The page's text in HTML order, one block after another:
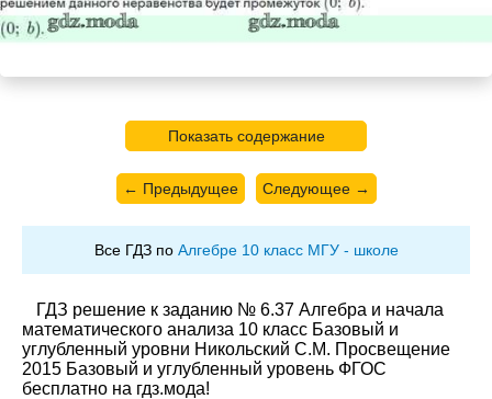
Показать содержание
← Предыдущее Следующее →
Все ГДЗ по Алгебре 10 класс МГУ - школе
ГДЗ решение к заданию № 6.37 Алгебра и начала
математического анализа 10 класс Базовый и
углубленный уровни Никольский С.М. Просвещение
2015 Базовый и углубленный уровень ФГОС
бесплатно на гдз.мода!